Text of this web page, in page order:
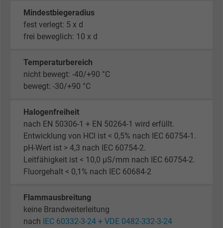
Mindestbiegeradius
fest verlegt: 5 x d
frei beweglich: 10 x d
Temperaturbereich
nicht bewegt: -40/+90 °C
bewegt: -30/+90 °C
Halogenfreiheit
nach EN 50306-1 + EN 50264-1 wird erfüllt.
Entwicklung von HCl ist < 0,5% nach IEC 60754-1.
pH-Wert ist > 4,3 nach IEC 60754-2.
Leitfähigkeit ist < 10,0 µS/mm nach IEC 60754-2.
Fluorgehalt < 0,1% nach IEC 60684-2
Flammausbreitung
keine Brandweiterleitung
nach
IEC 60332-3-24 + VDE 0482-332-3-24